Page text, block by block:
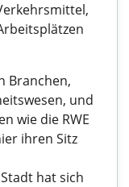
Branchen,
und
wie die RWE
ihren Sitz
hat sich